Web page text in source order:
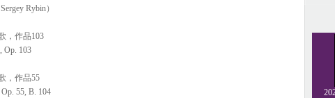
Rybin）
，作品103
Op. 103
，作品55
55, B. 104